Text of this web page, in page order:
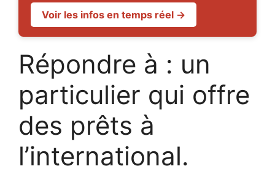
Voir les infos en temps réel →
Répondre à : un
particulier qui offre
des prêts à
l’international.